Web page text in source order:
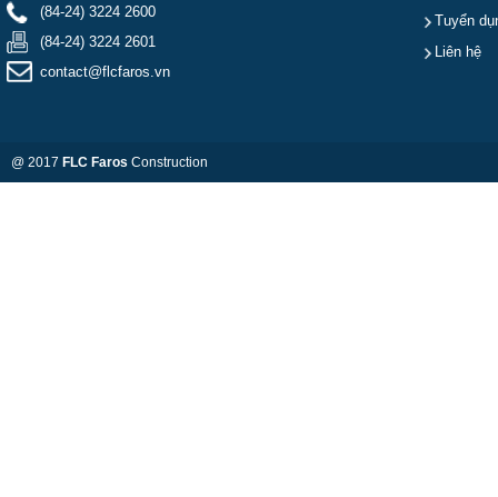
(84-24) 3224 2600
(84-24) 3224 2601
contact@flcfaros.vn
Tuyển
Liên hệ
@ 2017 FLC Faros Construction